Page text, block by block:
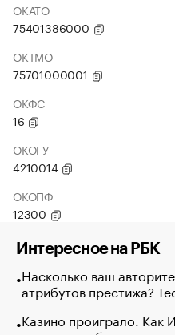
ОКАТО
75401386000
ОКТМО
75701000001
ОКФС
16
ОКОГУ
4210014
ОКОПФ
12300
Интересное на РБК
Насколько ваш
атрибутов престижа?
Казино проиграло. Как